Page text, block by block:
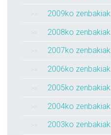
2009ko zenbakiak
2008ko zenbakiak
2007ko zenbakiak
2006ko zenbakiak
2005ko zenbakiak
2004ko zenbakiak
2003ko zenbakiak